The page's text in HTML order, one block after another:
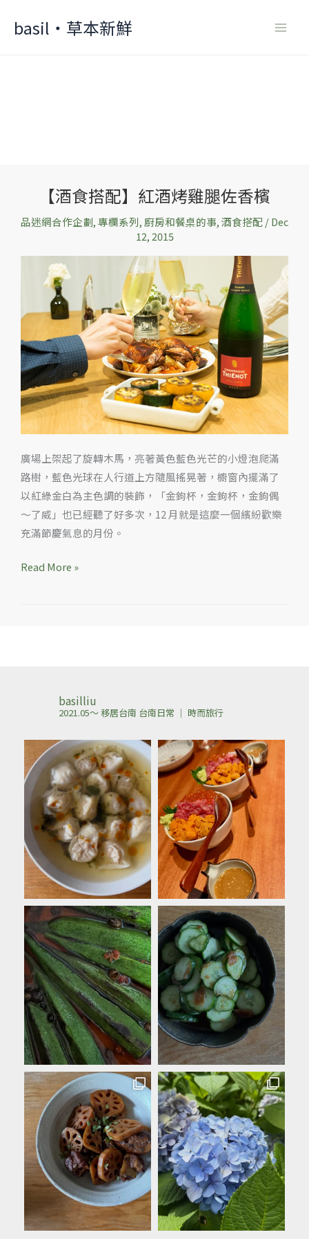
basil‧草本新鮮
【酒食搭配】紅酒烤雞腿佐香檳
品迷網合作企劃,專欄系列,廚房和餐桌的事,酒食搭配/Dec
12, 2015
廣場上架起了旋轉木馬，亮著黃色藍色光芒的小燈泡爬滿
路樹，藍色光球在人行道上方隨風搖晃著，櫥窗內擺滿了
以紅綠金白為主色調的裝飾，「金鉤杯，金鉤杯，金鉤偶
～了威」也已經聽了好多次，12 月就是這麼一個繽紛歡樂
充滿節慶氣息的月份。
搭
腿
佐
香
檳
Read More »
basilliu
2021.05～ 移居台南 台南日常 ｜ 時而旅行